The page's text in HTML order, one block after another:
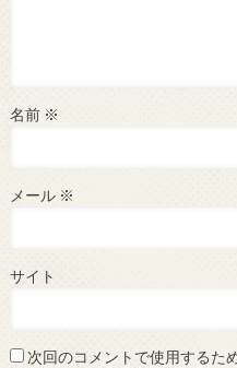
名前 ※
メール ※
サイト
次回のコメントで使用するた